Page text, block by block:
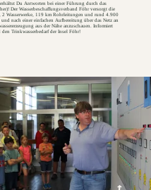
Du Antworten bei einer Führung durch das
Der Wasserbeschaffungsverband Föhr versorgt die
2 Wasserwerke, 119 km Rohrleitungen und rund 4.900
nach einer einfachen Aufbereitung über das Netz an
aus der Nähe anzuschauen. Informiert
Trinkwasserbedarf der Insel Föhr!